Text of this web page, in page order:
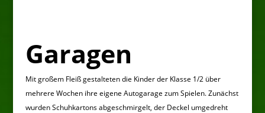
Garagen
Mit großem Fleiß gestalteten die Kinder der Klasse 1/2 über
mehrere Wochen ihre eigene Autogarage zum Spielen. Zunächst
wurden Schuhkartons abgeschmirgelt, der Deckel umgedreht